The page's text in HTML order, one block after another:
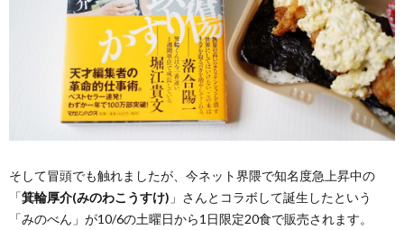
そして冒頭でも触れましたが、今ネット界隈で知名度急上昇中の
「箕輪厚介(みのわこうすけ) 」さんとコラボして誕生したという
「みのべん」が10/6の土曜日から1日限定20食で販売されます。